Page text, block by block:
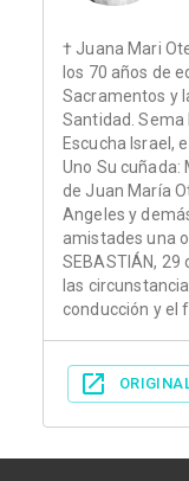
† Juana Mari
los 70 años de
Sacramentos y
Santidad. Sema
Escucha Israel,
Uno Su cuñada:
de Juan María
Angeles y
amistades una
SEBASTIÁN,
las
conducción y el